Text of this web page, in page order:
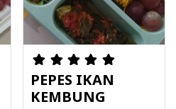
PEPES IKAN
KEMBUNG